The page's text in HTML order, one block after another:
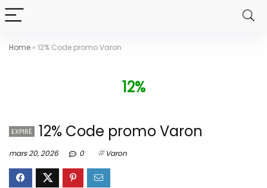
Home » 12% Code promo Varon
12%
EXPIRÉ 12% Code promo Varon
mars 20, 2026 0 Varon